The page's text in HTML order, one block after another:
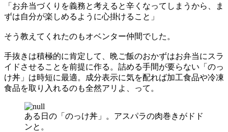
「お弁当づくりを義務と考えると辛くなってしまうから、ま
ずは自分が楽しめるように心掛けること」
そう教えてくれたのもオベンター仲間でした。
手抜きは積極的に肯定して、晩ご飯のおかずはお弁当にスラ
イドさせることを前提に作る。詰める手間が要らない「のっ
け丼」は時短に最適。成分表示に気を配れば加工食品や冷凍
食品を取り入れるのも全然アリよ、って。
ある日の「のっけ丼」。アスパラの肉巻きがドド
ンと。